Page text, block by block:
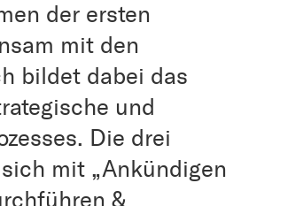
der ersten
mit den
bildet dabei das
und
Die drei
mit „Ankündigen
&